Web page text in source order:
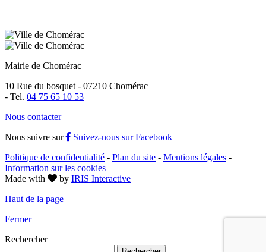
Mairie de Chomérac
10 Rue du bosquet - 07210 Chomérac
- Tel. 04 75 65 10 53
Nous contacter
Nous suivre sur
Suivez-nous sur Facebook
Politique de confidentialité - Plan du site - Mentions légales -
Information sur les cookies
Made with
by IRIS Interactive
Haut de la page
Fermer
Rechercher